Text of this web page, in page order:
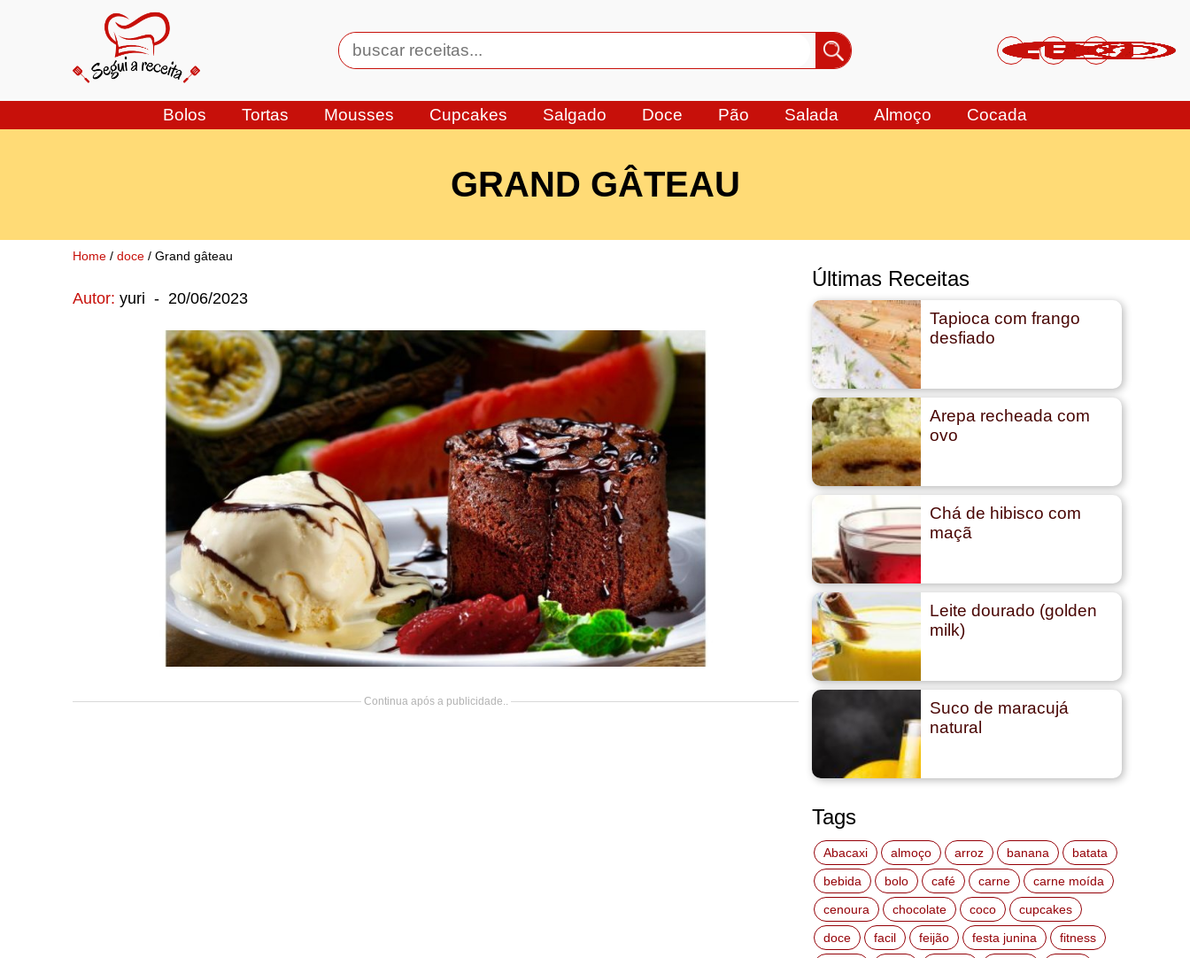
Bolos Tortas Mousses Cupcakes Salgado Doce Pão Salada Almoço Cocada
GRAND GÂTEAU
Home / doce / Grand gâteau
Autor: yuri - 20/06/2023
Continua após a publicidade..
Últimas Receitas
Tapioca com frango
desfiado
Arepa recheada com
ovo
Chá de hibisco com
maçã
Leite dourado (golden
milk)
Suco de maracujá
natural
Tags
Abacaxi almoço arroz banana
batata
bebida
bolo café carne
carne moída
cenoura
chocolate coco
cupcakes
doce
facil feijão festa junina
fitness